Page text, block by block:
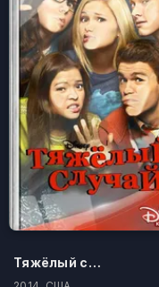
Тяжёлый случай